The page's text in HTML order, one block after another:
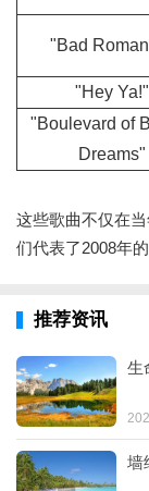
"Bad
"Hey Ya!"
"Boulevard of
Dreams"
这些歌曲不仅在
们代表了2008年
推荐资讯
生
墙